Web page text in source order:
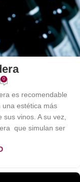
0
es recomendable
estética más
vinos. A su vez,
que simulan ser